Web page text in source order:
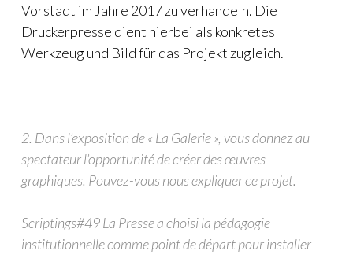
Vorstadt im Jahre 2017 zu verhandeln. Die
Druckerpresse dient hierbei als konkretes
Werkzeug und Bild für das Projekt zugleich.
2. Dans l’exposition de « La Galerie », vous donnez au
spectateur l’opportunité de créer des œuvres
graphiques. Pouvez-vous nous expliquer ce projet.
Scriptings#49 La Presse a choisi la pédagogie
institutionnelle comme point de départ pour installer